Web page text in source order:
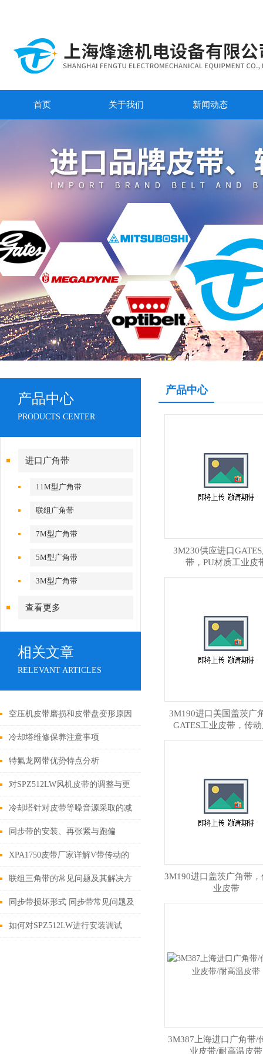
首页 关于我们 新闻动态
产品中心
PRODUCTS CENTER
进口广角带
11M型广角带
联组广角带
7M型广角带
5M型广角带
3M型广角带
查看更多
相关文章
RELEVANT ARTICLES
空压机皮带磨损和皮带盘变形原因
冷却塔维修保养注意事项
特氟龙网带优势特点分析
对SPZ512LW风机皮带的调整与更
换有话说
冷却塔针对皮带等噪音源采取的减
噪措施
同步带的安装、再张紧与跑偏
XPA1750皮带厂家详解V带传动的
三平、一定及一调
联组三角带的常见问题及其解决方
法如下
同步带损坏形式 同步带常见问题及
解决方法
如何对SPZ512LW进行安装调试
产品中心
3M230供应进口
带，PU材质工业皮
3M190进口美国盖茨广
GATES工业皮带，传
3M190进口盖茨广角带
业皮带
3M387上海进口广角带/
业皮带/耐高温皮带